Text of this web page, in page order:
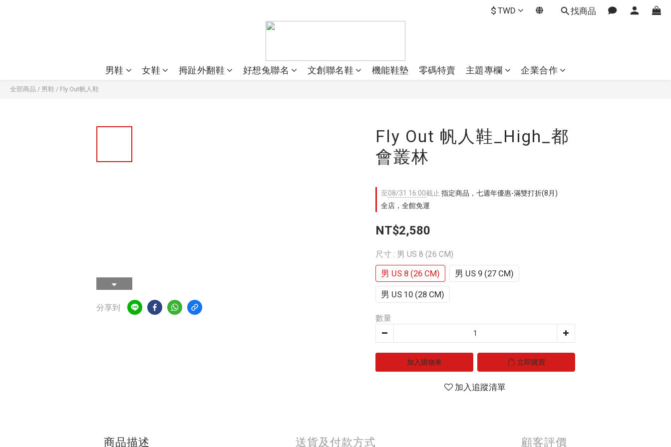
$ TWD 找商品
男鞋 女鞋 拇趾外翻鞋 好想兔聯名 文創聯名鞋 機能鞋墊 零碼特賣 主題專欄 企業合作
全部商品 / 男鞋 / Fly Out帆人鞋
分享到
Fly Out 帆人鞋_High_都
會叢林
至08/31 16:00截止 指定商品，七週年優惠-滿雙打折(8月)
全店，全館免運
NT$2,580
尺寸 : 男 US 8 (26 CM)
男 US 8 (26 CM) 男 US 9 (27 CM)
男 US 10 (28 CM)
數量
加入購物車 立即購買
加入追蹤清單
商品描述 送貨及付款方式 顧客評價